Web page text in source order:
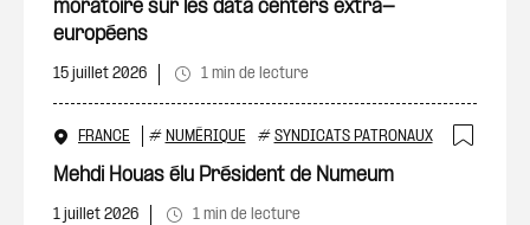
moratoire sur les data centers extra-
européens
15 juillet 2026 1 min de lecture
FRANCE # NUMÉRIQUE # SYNDICATS PATRONAUX
Mehdi Houas élu Président de Numeum
1 juillet 2026 1 min de lecture